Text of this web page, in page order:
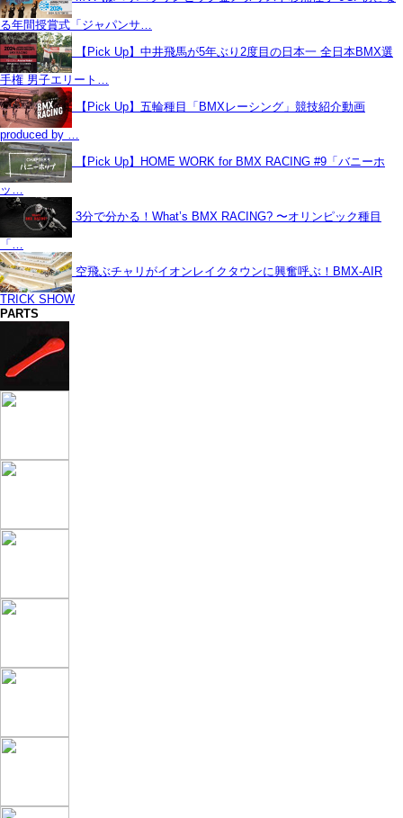
る年間授賞式「ジャパンサ…
【Pick Up】中井飛馬が5年ぶり2度目の日本一 全日本BMX選
手権 男子エリート…
【Pick Up】五輪種目「BMXレーシング」競技紹介動画
produced by …
【Pick Up】HOME WORK for BMX RACING #9「バニーホ
ッ…
3分で分かる！What’s BMX RACING? 〜オリンピック種目
「…
空飛ぶチャリがイオンレイクタウンに興奮呼ぶ！BMX-AIR
TRICK SHOW
PARTS